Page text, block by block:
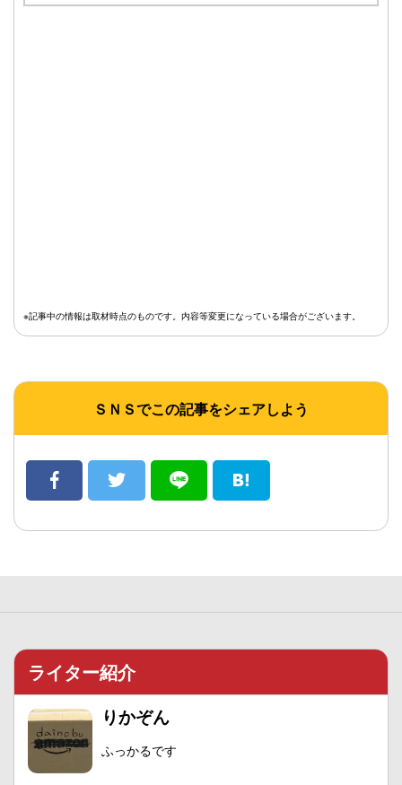
※記事中の情報は取材時点のものです。内容等変更になっている場合がございます。
ＳＮＳでこの記事をシェアしよう
ライター紹介
りかぞん
ふっかるです